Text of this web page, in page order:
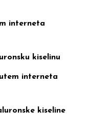
interneta
kiselinu
interneta
kiseline